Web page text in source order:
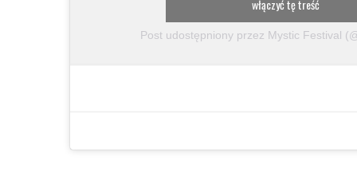
Post udostępniony przez Mystic Festival
włączyć tę treść